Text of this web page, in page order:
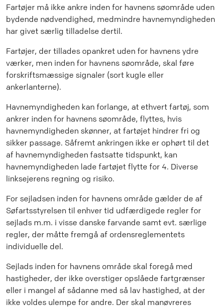
Fartøjer må ikke ankre inden for havnens søområde uden
bydende nødvendighed, medmindre havnemyndigheden
har givet særlig tilladelse dertil.
Fartøjer, der tillades opankret uden for havnens ydre
værker, men inden for havnens søområde, skal føre
forskriftsmæssige signaler (sort kugle eller
ankerlanterne).
Havnemyndigheden kan forlange, at ethvert fartøj, som
ankrer inden for havnens søområde, flyttes, hvis
havnemyndigheden skønner, at fartøjet hindrer fri og
sikker passage. Såfremt ankringen ikke er ophørt til det
af havnemyndigheden fastsatte tidspunkt, kan
havnemyndigheden lade fartøjet flytte for 4. Diverse
linksejerens regning og risiko.
For sejladsen inden for havnens område gælder de af
Søfartsstyrelsen til enhver tid udfærdigede regler for
sejlads m.m. i visse danske farvande samt evt. særlige
regler, der måtte fremgå af ordensreglementets
individuelle del.
Sejlads inden for havnens område skal foregå med
hastigheder, der ikke overstiger opslåede fartgrænser
eller i mangel af sådanne med så lav hastighed, at der
ikke voldes ulempe for andre. Der skal manøvreres